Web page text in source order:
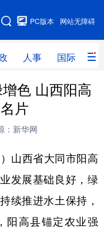
网站无障碍
PC版本
人事 国际 财
政 人事
评
连线
体育
康 军事
色 山西阳高
片
：新华网
山西省大同市阳高
发展基础良好，绿
续推进水土保持，
阳高县锚定农业强